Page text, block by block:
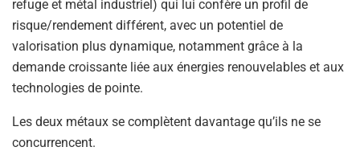
refuge et métal industriel) qui lui confère un profil de
risque/rendement différent, avec un potentiel de
valorisation plus dynamique, notamment grâce à la
demande croissante liée aux énergies renouvelables et aux
technologies de pointe.
Les deux métaux se complètent davantage qu’ils ne se
concurrencent.